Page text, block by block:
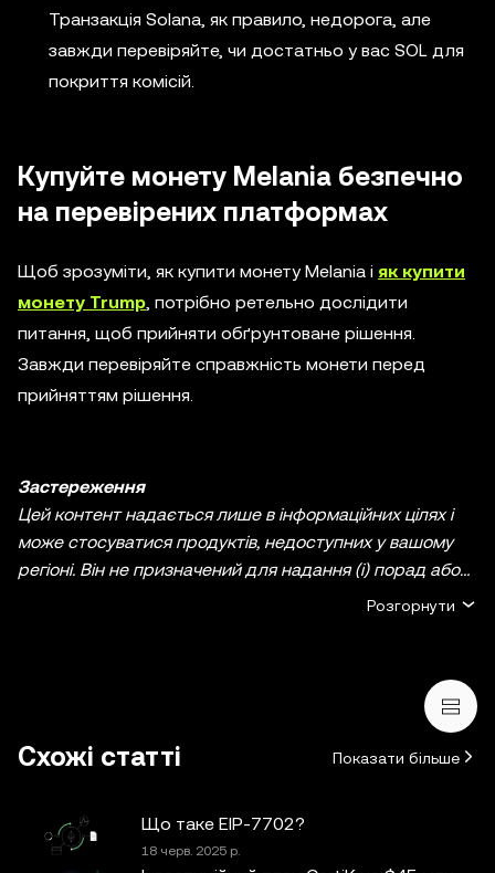
Транзакція Solana, як правило, недорога, але
завжди перевіряйте, чи достатньо у вас SOL для
покриття комісій.
Купуйте монету Melania безпечно
на перевірених платформах
Щоб зрозуміти, як купити монету Melania і як купити
монету Trump, потрібно ретельно дослідити
питання, щоб прийняти обґрунтоване рішення.
Завжди перевіряйте справжність монети перед
прийняттям рішення.
Застереження
Цей контент надається лише в інформаційних цілях і
може стосуватися продуктів, недоступних у вашому
регіоні. Він не призначений для надання (i) порад або
рекомендацій щодо інвестування; (ii) пропозицій або
консультацій. Криптовалютні/цифрові активи, включно
зі стейблкоїнами й NFT, пов’язані з високим ступенем
ризику та можуть сильно коливатися. Ви маєте
криптовалютними/цифровими активами або володіння
ними з огляду на свій фінансовий стан. Якщо у вас
Розгорнути
Схожі статті Показати більше
Що таке EIP-7702?
18 черв. 2025 р.